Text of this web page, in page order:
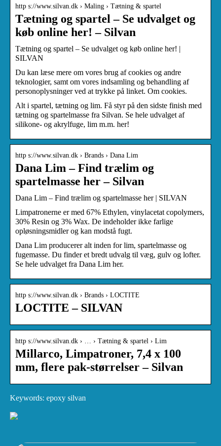
http s://www.silvan.dk › Maling › Tætning & spartel
Tætning og spartel – Se udvalget og
køb online her! – Silvan
Tætning og spartel – Se udvalget og køb online her! |
SILVAN
Du kan læse mere om vores brug af cookies og andre
teknologier, samt om vores indsamling og behandling af
personoplysninger ved at trykke på linket. Om cookies.
Alt i spartel, tætning og lim. Få styr på den sidste finish med
tætning og spartelmasse fra Silvan. Se hele udvalget af
silikone- og akrylfuge, lim m.m. her!
http s://www.silvan.dk › Brands › Dana Lim
Dana Lim – Find trælim og
spartelmasse her – Silvan
Dana Lim – Find trælim og spartelmasse her | SILVAN
Limpatronerne er med 67% Ethylen, vinylacetat copolymers,
30% Resin og 3% Wax. De indeholder ikke farlige
opløsningsmidler og kan modstå fugt.
Dana Lim producerer alt inden for lim, spartelmasse og
fugemasse. Du finder et bredt udvalg til væg, gulv og lofter.
Se hele udvalget fra Dana Lim her.
http s://www.silvan.dk › Brands › LOCTITE
LOCTITE – SILVAN
http s://www.silvan.dk › … › Tætning & spartel › Lim
Millarco, Limpatroner, 7,4 x 100
mm, flere pak-størrelser – Silvan
Keywords: epoxy silvan